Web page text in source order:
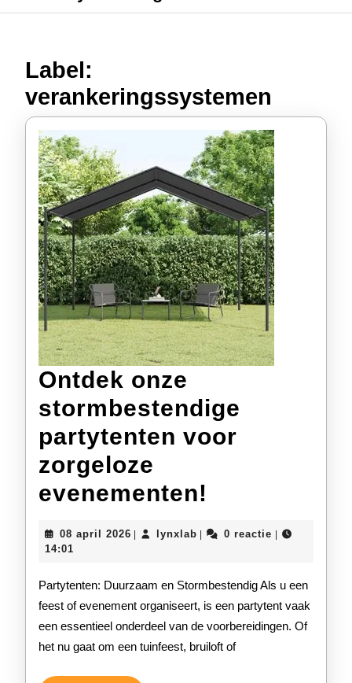
Label:
verankeringssystemen
Ontdek onze
stormbestendige
partytenten voor
zorgeloze
evenementen!
partytenten
voor
zorgeloze
08 april 2026 08
lynxlablynxlab0 reactie
14:01
Partytenten: Duurzaam en Stormbestendig Als u een
feest of evenement organiseert, is een partytent vaak
een essentieel onderdeel van de voorbereidingen. Of
het nu gaat om een tuinfeest, bruiloft of